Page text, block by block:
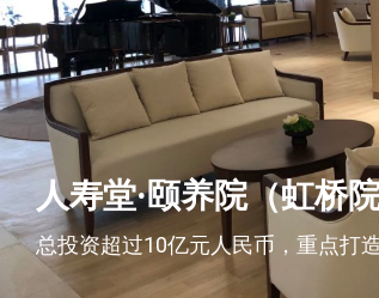
人寿堂·颐养院（虹桥院